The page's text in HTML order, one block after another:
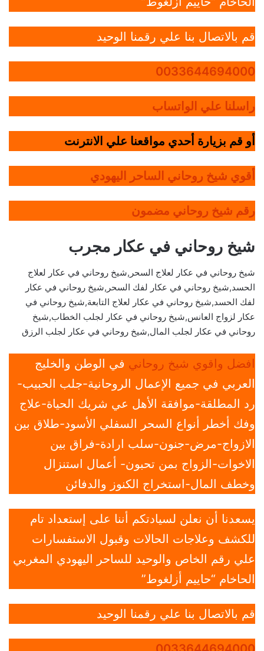
قم بالاتصال بنا علي رقمنا الوحيد
0033644694000
راسلنا علي الواتساب
أو قم بزيارة أحدي مواقعنا علي الانترنت
أقوي شيخ روحاني الساحر اليهودي
رقم شيخ روحاني مضمون
شيخ روحاني في عكار مجرب
شيخ روحاني في عكار لعلاج السحر,شيخ روحاني في عكار لعلاج
الحسد,شيخ روحاني في عكار لفك السحر,شيخ روحاني في عكار
لفك الحسد,شيخ روحاني في عكار لعلاج التابعة,شيخ روحاني في
عكار لزواج العانس,شيخ روحاني في عكار لجلب الخطاب,شيخ
روحاني في عكار لجلب المال,شيخ روحاني في عكار لجلب الرزق
افضل واقوي شيخ روحاني في الوطن والخليج
العربي في جميع الإعمال الروحانية-جلب الحبيب-
رد المطلقة-موافقة الأهل عي شريك الحياة-علاج
وفك أخطر أنواع السحر السفلي الأسود-طلاق بين
الازواج-مرض-جنون-سلب ارادة-فراق بين
الاخوات-الزواج بمن تحبون- أعمال استنزال
وخطف المال-استخراج الكنوز والدفائن
يسعدنا أن نعلن لسيادتكم أننا على إستعداد تام
للكشف وعلاجات الحالات وقبول الاستفسارات
علي رقم الخاص والوحيد للساحر اليهودي المغربي
الحاخام “حاييم أزلغوط”
قم بالاتصال بنا علي رقمنا الوحيد